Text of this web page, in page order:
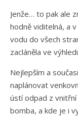
Jenže… to pak ale
hodně viditelná, a
vodu do všech
zacláněla ve
Nejlepším a
naplánovat
ústí odpad z vnitřní
bomba, a kde je i